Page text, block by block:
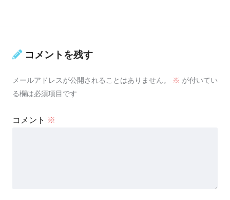
コメントを残す
メールアドレスが公開されることはありません。 ※ が付いてい
る欄は必須項目です
コメント ※